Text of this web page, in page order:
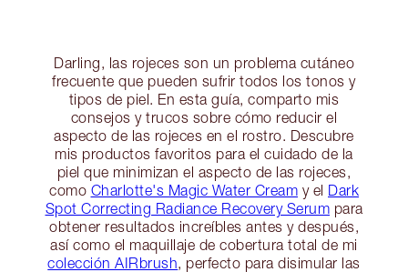
Darling, las rojeces son un problema cutáneo
frecuente que pueden sufrir todos los tonos y
tipos de piel. En esta guía, comparto mis
consejos y trucos sobre cómo reducir el
aspecto de las rojeces en el rostro. Descubre
mis productos favoritos para el cuidado de la
piel que minimizan el aspecto de las rojeces,
como Charlotte's Magic Water Cream y el Dark
Spot Correcting Radiance Recovery Serum para
obtener resultados increíbles antes y después,
así como el maquillaje de cobertura total de mi
colección AIRbrush, perfecto para disimular las